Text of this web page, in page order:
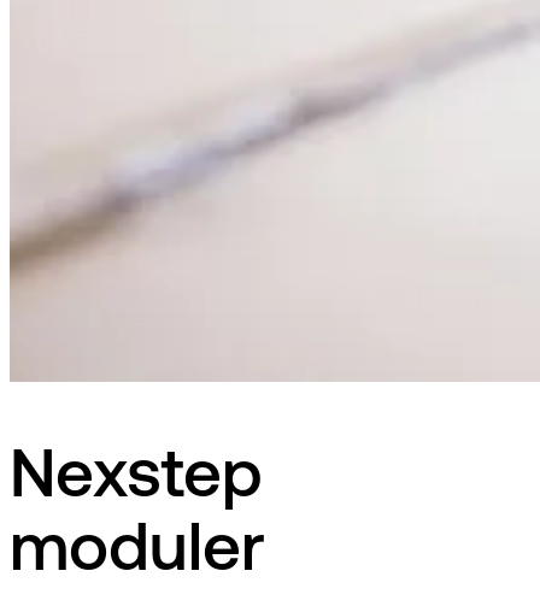
Nexstep
moduler